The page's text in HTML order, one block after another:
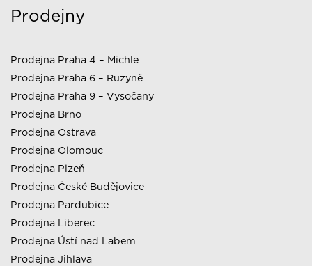
Prodejny
Prodejna Praha 4 – Michle
Prodejna Praha 6 – Ruzyně
Prodejna Praha 9 – Vysočany
Prodejna Brno
Prodejna Ostrava
Prodejna Olomouc
Prodejna Plzeň
Prodejna České Budějovice
Prodejna Pardubice
Prodejna Liberec
Prodejna Ústí nad Labem
Prodejna Jihlava